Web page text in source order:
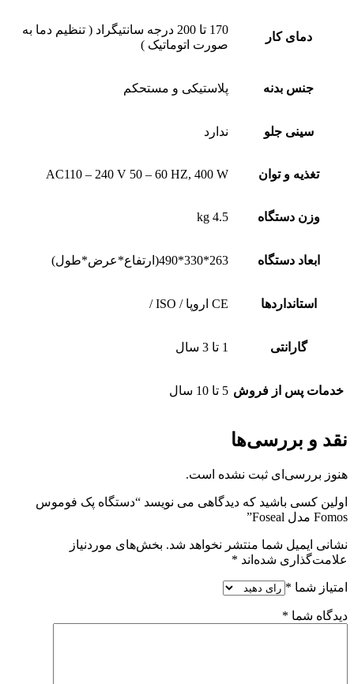
دمای کار
170 تا 200 درجه سانتیگراد ( تنظیم دما به
صورت اتوماتیک )
جنس بدنه پلاستیکی و مستحکم
سینی جلو ندارد
تغذیه و توان AC110 – 240 V 50 – 60 HZ, 400 W
وزن دستگاه 4.5 kg
ابعاد دستگاه 263*330*490(ارتفاع*عرض*طول)
استانداردها CE اروپا / ISO /
گارانتی 1 تا 3 سال
خدمات پس از فروش 5 تا 10 سال
نقد و بررسی‌ها
هنوز بررسی‌ای ثبت نشده است.
اولین کسی باشید که دیدگاهی می نویسد “دستگاه پک فوموس
Fomos مدل Foseal”
نشانی ایمیل شما منتشر نخواهد شد. بخش‌های موردنیاز
علامت‌گذاری شده‌اند *
امتیاز شما *
دیدگاه شما *